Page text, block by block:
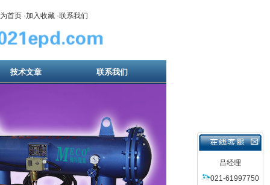
首页 ·加入收藏 ·联系我们
技术文章 联系我们
吕经理
021-61997750